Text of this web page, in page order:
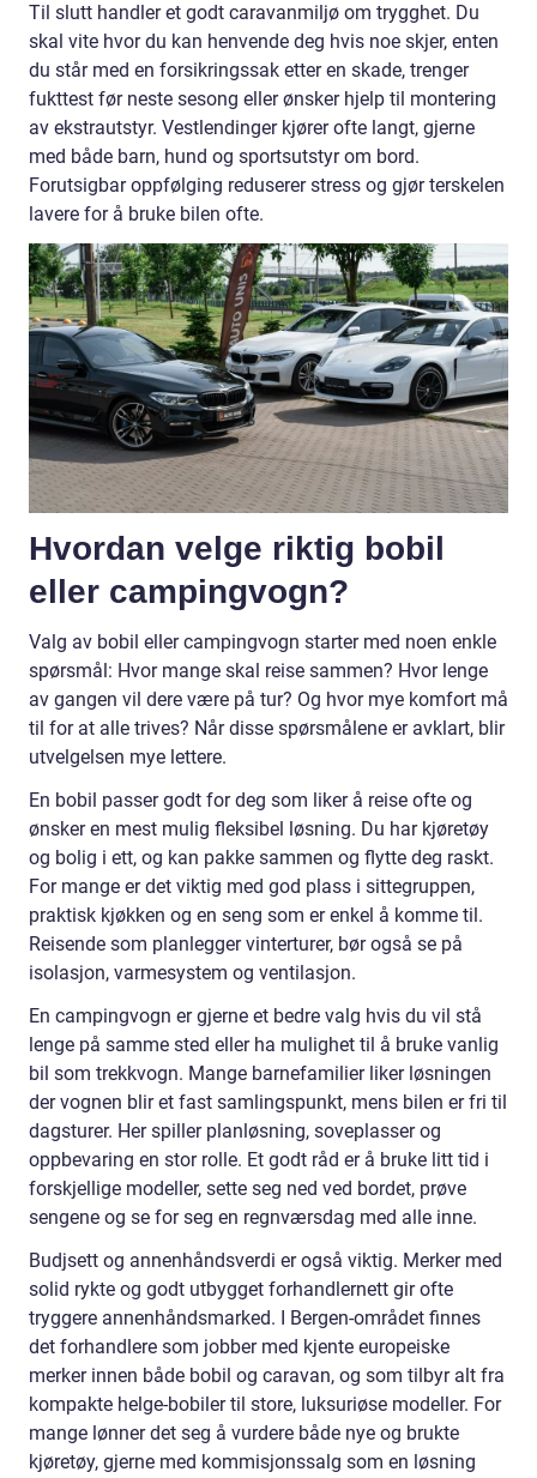
Til slutt handler et godt caravanmiljø om trygghet. Du
skal vite hvor du kan henvende deg hvis noe skjer, enten
du står med en forsikringssak etter en skade, trenger
fukttest før neste sesong eller ønsker hjelp til montering
av ekstrautstyr. Vestlendinger kjører ofte langt, gjerne
med både barn, hund og sportsutstyr om bord.
Forutsigbar oppfølging reduserer stress og gjør terskelen
lavere for å bruke bilen ofte.
Hvordan velge riktig bobil
eller campingvogn?
Valg av bobil eller campingvogn starter med noen enkle
spørsmål: Hvor mange skal reise sammen? Hvor lenge
av gangen vil dere være på tur? Og hvor mye komfort må
til for at alle trives? Når disse spørsmålene er avklart, blir
utvelgelsen mye lettere.
En bobil passer godt for deg som liker å reise ofte og
ønsker en mest mulig fleksibel løsning. Du har kjøretøy
og bolig i ett, og kan pakke sammen og flytte deg raskt.
For mange er det viktig med god plass i sittegruppen,
praktisk kjøkken og en seng som er enkel å komme til.
Reisende som planlegger vinterturer, bør også se på
isolasjon, varmesystem og ventilasjon.
En campingvogn er gjerne et bedre valg hvis du vil stå
lenge på samme sted eller ha mulighet til å bruke vanlig
bil som trekkvogn. Mange barnefamilier liker løsningen
der vognen blir et fast samlingspunkt, mens bilen er fri til
dagsturer. Her spiller planløsning, soveplasser og
oppbevaring en stor rolle. Et godt råd er å bruke litt tid i
forskjellige modeller, sette seg ned ved bordet, prøve
sengene og se for seg en regnværsdag med alle inne.
Budjsett og annenhåndsverdi er også viktig. Merker med
solid rykte og godt utbygget forhandlernett gir ofte
tryggere annenhåndsmarked. I Bergen-området finnes
det forhandlere som jobber med kjente europeiske
merker innen både bobil og caravan, og som tilbyr alt fra
kompakte helge-bobiler til store, luksuriøse modeller. For
mange lønner det seg å vurdere både nye og brukte
kjøretøy, gjerne med kommisjonssalg som en løsning